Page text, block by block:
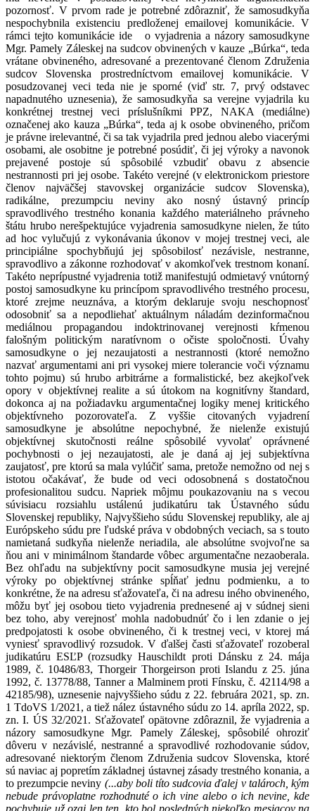
pozornosť. V prvom rade je potrebné zdôrazniť, že samosudkyňa
nespochybnila existenciu predloženej emailovej komunikácie. V
rámci tejto komunikácie ide o vyjadrenia a názory samosudkyne
Mgr. Pamely Záleskej na sudcov obvinených v kauze „Búrka“, teda
vrátane obvineného, adresované a prezentované členom Združenia
sudcov Slovenska prostredníctvom emailovej komunikácie. V
posudzovanej veci teda nie je sporné (viď str. 7, prvý odstavec
napadnutého uznesenia), že samosudkyňa sa verejne vyjadrila ku
konkrétnej trestnej veci príslušníkmi PPZ, NAKA (mediálne)
označenej ako kauza „Búrka“, teda aj k osobe obvineného, pričom
je právne irelevantné, či sa tak vyjadrila pred jednou alebo viacerými
osobami, ale osobitne je potrebné posúdiť, či jej výroky a navonok
prejavené postoje sú spôsobilé vzbudiť obavu z absencie
nestrannosti pri jej osobe. Takéto verejné (v elektronickom priestore
členov najväčšej stavovskej organizácie sudcov Slovenska),
radikálne, prezumpciu neviny ako nosný ústavný princíp
spravodlivého trestného konania každého materiálneho právneho
štátu hrubo nerešpektujúce vyjadrenia samosudkyne nielen, že túto
ad hoc vylučujú z vykonávania úkonov v mojej trestnej veci, ale
principiálne spochybňujú jej spôsobilosť nezávisle, nestranne,
spravodlivo a zákonne rozhodovať v akomkoľvek trestnom konaní.
Takéto neprípustné vyjadrenia totiž manifestujú odmietavý vnútorný
postoj samosudkyne ku princípom spravodlivého trestného procesu,
ktoré zrejme neuznáva, a ktorým deklaruje svoju neschopnosť
odosobniť sa a nepodliehať aktuálnym náladám dezinformačnou
mediálnou propagandou indoktrinovanej verejnosti kŕmenou
falošným politickým naratívnom o očiste spoločnosti. Úvahy
samosudkyne o jej nezaujatosti a nestrannosti (ktoré nemožno
nazvať argumentami ani pri vysokej miere tolerancie voči významu
tohto pojmu) sú hrubo arbitrárne a formalistické, bez akejkoľvek
opory v objektívnej realite a sú útokom na kognitívny štandard,
dokonca aj na požiadavku argumentačnej logiky menej kritického
objektívneho pozorovateľa. Z vyššie citovaných vyjadrení
samosudkyne je absolútne nepochybné, že nielenže existujú
objektívnej skutočnosti reálne spôsobilé vyvolať oprávnené
pochybnosti o jej nezaujatosti, ale je daná aj jej subjektívna
zaujatosť, pre ktorú sa mala vylúčiť sama, pretože nemožno od nej s
istotou očakávať, že bude od veci odosobnená s dostatočnou
profesionalitou sudcu. Napriek môjmu poukazovaniu na s vecou
súvisiacu rozsiahlu ustálenú judikatúru tak Ústavného súdu
Slovenskej republiky, Najvyššieho súdu Slovenskej republiky, ale aj
Európskeho súdu pre ľudské práva v obdobných veciach, sa s touto
namietaná sudkyňa nielenže neriadila, ale absolútne svojvoľne sa
ňou ani v minimálnom štandarde vôbec argumentačne nezaoberala.
Bez ohľadu na subjektívny pocit samosudkyne musia jej verejné
výroky po objektívnej stránke spĺňať jednu podmienku, a to
konkrétne, že na adresu sťažovateľa, či na adresu iného obvineného,
môžu byť jej osobou tieto vyjadrenia prednesené aj v súdnej sieni
bez toho, aby verejnosť mohla nadobudnúť čo i len zdanie o jej
predpojatosti k osobe obvineného, či k trestnej veci, v ktorej má
vyniesť spravodlivý rozsudok. V ďalšej časti sťažovateľ rozoberal
judikatúru ESĽP (rozsudky Hauschildt proti Dánsku z 24. mája
1989, č. 10486/83, Thorgeir Thorgeirson proti Islandu z 25. júna
1992, č. 13778/88, Tanner a Malminem proti Fínsku, č. 42114/98 a
42185/98), uznesenie najvyššieho súdu z 22. februára 2021, sp. zn.
1 TdoVS 1/2021, a tiež nález ústavného súdu zo 14. apríla 2022, sp.
zn. I. ÚS 32/2021. Sťažovateľ opätovne zdôraznil, že vyjadrenia a
názory samosudkyne Mgr. Pamely Záleskej, spôsobilé ohroziť
dôveru v nezávislé, nestranné a spravodlivé rozhodovanie súdov,
adresované niektorým členom Združenia sudcov Slovenska, ktoré
sú naviac aj popretím základnej ústavnej zásady trestného konania, a
to prezumpcie neviny (...aby boli títo sudcovia ďalej v talároch, kým
nebude právoplatne rozhodnuté o ich vine alebo o ich nevine, kde
pochybuje už ozaj len ten, kto bol posledných niekoľko mesiacov na